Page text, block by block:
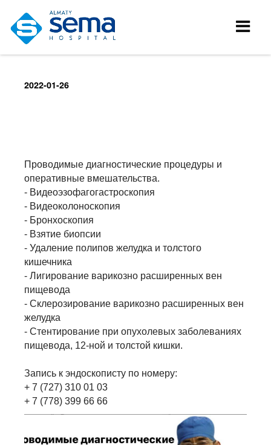
2022-01-26
Проводимые диагностические процедуры и
оперативные вмешательства.
- Видеоэзофагогастроскопия
- Видеоколоноскопия
- Бронхоскопия
- Взятие биопсии
- Удаление полипов желудка и толстого
кишечника
- Лигирование варикозно расширенных вен
пищевода
- Склерозирование варикозно расширенных вен
желудка
- Стентирование при опухолевых заболеваниях
пищевода, 12-ной и толстой кишки.
Запись к эндоскописту по номеру:
+ 7 (727) 310 01 03
+ 7 (778) 399 66 66